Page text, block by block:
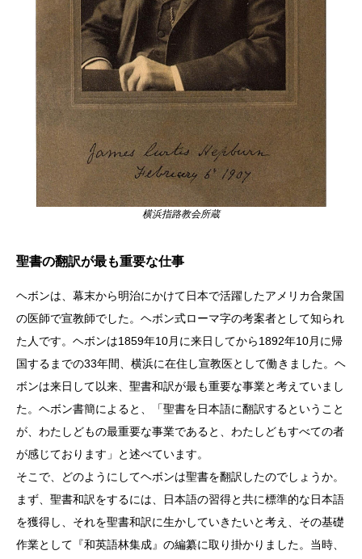
横浜指路教会所蔵
聖書の翻訳が最も重要な仕事
ヘボンは、幕末から明治にかけて日本で活躍したアメリカ合衆国
の医師で宣教師でした。ヘボン式ローマ字の考案者として知られ
た人です。ヘボンは1859年10月に来日してから1892年10月に帰
国するまでの33年間、横浜に在住し宣教医として働きました。ヘ
ボンは来日して以来、聖書和訳が最も重要な事業と考えていまし
た。ヘボン書簡によると、「聖書を日本語に翻訳するということ
が、わたしどもの最重要な事業であると、わたしどもすべての者
が感じております」と述べています。
そこで、どのようにしてヘボンは聖書を翻訳したのでしょうか。
まず、聖書和訳をするには、日本語の習得と共に標準的な日本語
を獲得し、それを聖書和訳に生かしていきたいと考え、その基礎
作業として『和英語林集成』の編纂に取り掛かりました。当時、